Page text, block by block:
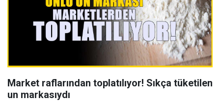
Market raflarından toplatılıyor! Sıkça tüketilen
un markasıydı